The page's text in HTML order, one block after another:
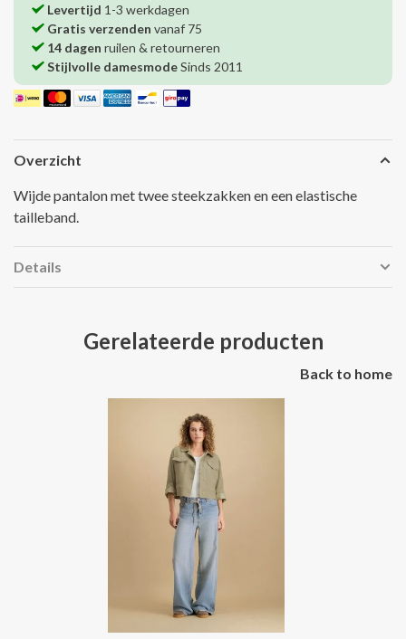
Levertijd 1-3 werkdagen
Gratis verzenden vanaf 75
14 dagen ruilen & retourneren
Stijlvolle damesmodeSinds 2011
Overzicht
Wijde pantalon met twee steekzakken en een elastische
tailleband.
Details
Gerelateerde producten
Back to home